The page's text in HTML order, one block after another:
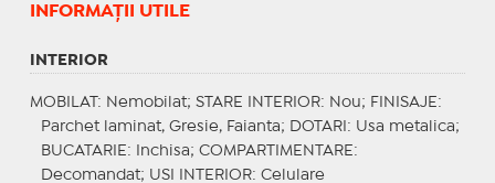
INFORMAŢII UTILE
INTERIOR
MOBILAT : Nemobilat; STARE INTERIOR: Nou; FINISAJE :
Parchet laminat, Gresie, Faianta;
DOTARI : Usa metalica;
BUCATARIE : Inchisa; COMPARTIMENTARE :
Decomandat; USI INTERIOR: Celulare